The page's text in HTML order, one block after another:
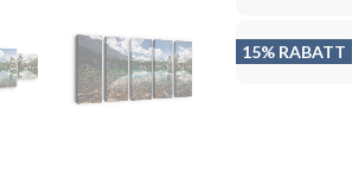
15% RABATT